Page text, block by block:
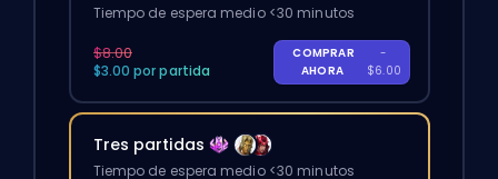
Tiempo de espera medio <30 minutos
$8.00
$3.00 por partida
COMPRAR
AHORA
-
$6.00
Tres partidas
Tiempo de espera medio <30 minutos